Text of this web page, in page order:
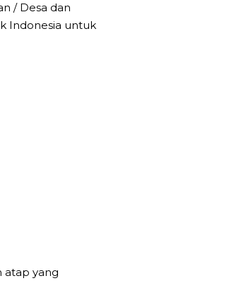
/ Desa dan
Indonesia untuk
atap yang